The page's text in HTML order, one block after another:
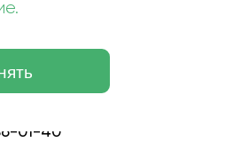
Улица Собцова
01-40